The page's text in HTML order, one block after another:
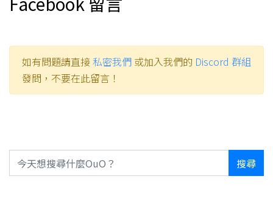
如有問題請直接私密我們 或加入我們的 Discord 群組
發問，不要在此留言！
搜尋